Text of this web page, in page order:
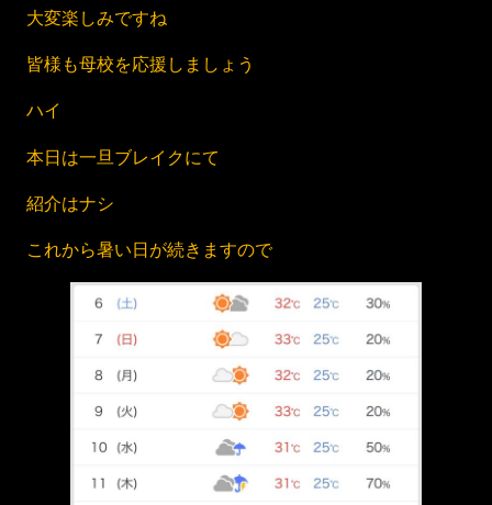
大変楽しみですね
皆様も母校を応援しましょう
ハイ
本日は一旦ブレイクにて
紹介はナシ
これから暑い日が続きますので